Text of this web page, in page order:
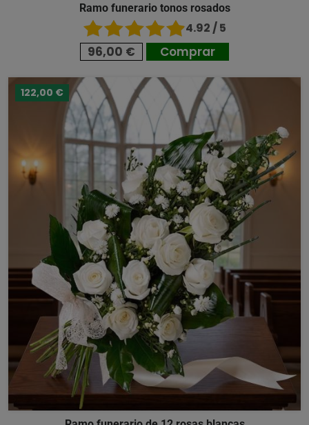
Ramo funerario tonos rosados
4.92 / 5
96,00 € Comprar
122,00 €